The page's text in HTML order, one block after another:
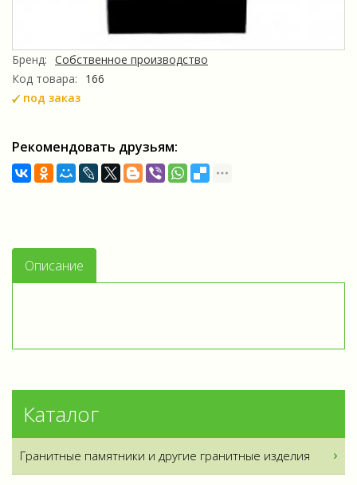
Бренд: Собственное производство
Код товара:
166
под заказ
Рекомендовать друзьям:
Описание
Каталог
Гранитные памятники и другие гранитные изделия